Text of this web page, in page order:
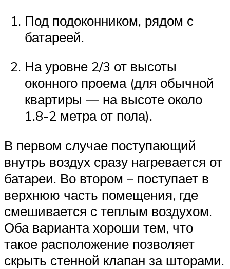
Под подоконником, рядом с
батареей.
На уровне 2/3 от высоты
оконного проема (для обычной
квартиры — на высоте около
1.8-2 метра от пола).
В первом случае поступающий
внутрь воздух сразу нагревается от
батареи. Во втором – поступает в
верхнюю часть помещения, где
смешивается с теплым воздухом.
Оба варианта хороши тем, что
такое расположение позволяет
скрыть стенной клапан за шторами.